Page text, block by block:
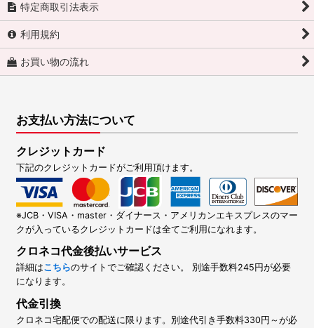
特定商取引法表示
利用規約
お買い物の流れ
お支払い方法について
クレジットカード
下記のクレジットカードがご利用頂けます。
※JCB・VISA・master・ダイナース・アメリカンエキスプレスのマー
クが入っているクレジットカードは全てご利用になれます。
クロネコ代金後払いサービス
詳細はこちらのサイトでご確認ください。 別途手数料245円が必要
になります。
代金引換
クロネコ宅配便での配送に限ります。別途代引き手数料330円～が必